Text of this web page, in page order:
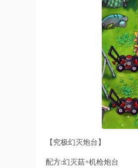
【究极幻灭炮台】
配方:幻灭菇+机枪炮台